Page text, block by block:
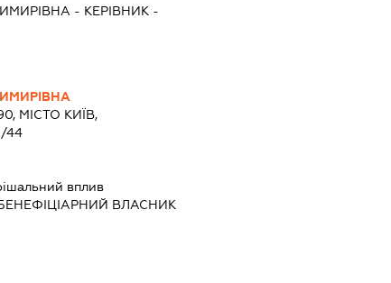
- КЕРІВНИК -
МІСТО КИЇВ,
44
вплив
ВЛАСНИК